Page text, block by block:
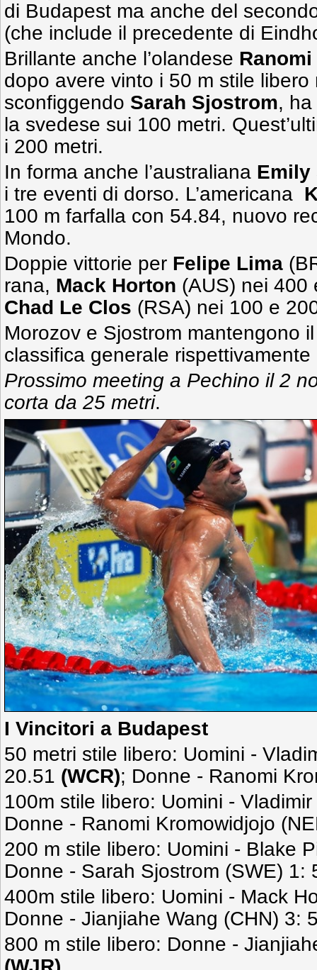
di Budapest ma anche del
(che include il precedente di
Brillante anche l’olandese
dopo avere vinto i 50 m stile
sconfiggendo Sarah Sjostrom,
la svedese sui 100 metri.
i 200 metri.
In forma anche l’australiana Emily
i tre eventi di dorso. L’americana
100 m farfalla con 54.84, nuovo
Mondo.
Doppie vittorie per Felipe Lima
rana, Mack Horton (AUS) nei 400
Chad Le Clos (RSA) nei 100 e
Morozov e Sjostrom mantengono
classifica generale
Prossimo meeting a Pechino il 2
corta da 25 metri.
I Vincitori a Budapest
50 metri stile libero: Uomini -
20.51 (WCR); Donne - Ranomi
100m stile libero: Uomini -
Donne - Ranomi Kromowidjojo
200 m stile libero: Uomini - Blake
Donne - Sarah Sjostrom (SWE) 1:
400m stile libero: Uomini - Mack
Donne - Jianjiahe Wang (CHN) 3:
800 m stile libero: Donne -